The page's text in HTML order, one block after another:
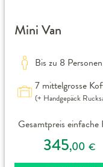
Mini Van
Bis zu 8 Personen
7 mittelgrosse
(+ Handgepäck
Gesamtpreis einfache
345,00 €